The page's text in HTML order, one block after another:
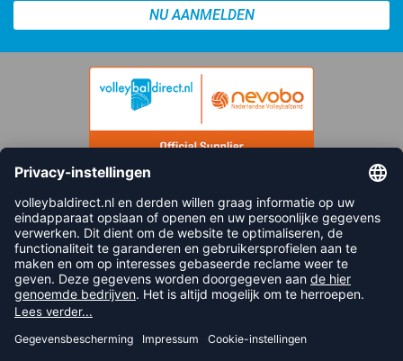
NU AANMELDEN
FOLLOW US